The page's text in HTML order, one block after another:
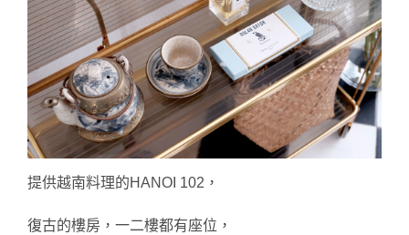
提供越南料理的HANOI 102，
復古的樓房，一二樓都有座位，